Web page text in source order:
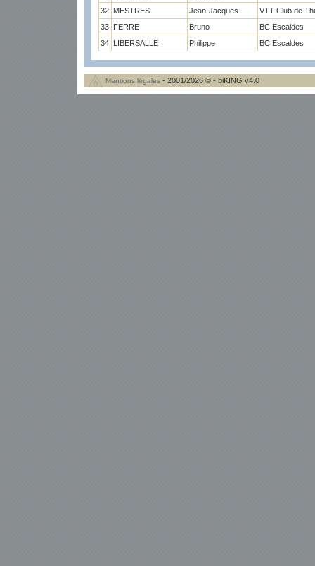
32 MESTRES Jean-Jacques
VTT Club de
33 FERRE Bruno
BC Escaldes
34 LIBERSALLE Philippe BC Escaldes
Mentions légales - 2001/2026 © - biKING v4.0